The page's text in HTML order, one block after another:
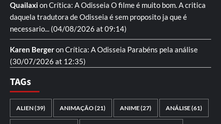
QuailaxionCrítica: A Odisseia O filme é muito bom. A critica
daquela tradutora de Odisseia é sem proposito ja que é
necessario... (04/08/2026 at 09:14)
Karen BergeronCrítica: A Odisseia Parabéns pela análise
(30/07/2026 at 12:35)
TAGs
ALIEN(39) ANIMAÇÃO(21) ANIME(27) ANÁLISE(61)